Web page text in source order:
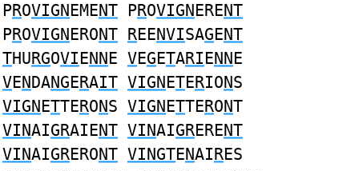
PROVIGNEMENT PROVIGNERENT
PROVIGNERONT REENVISAGENT
THURGOVIENNE VEGETARIENNE
VENDANGERAIT VIGNETERIONS
VIGNETTERONS VIGNETTERONT
VINAIGRAIENT VINAIGRERENT
VINAIGRERONT VINGTENAIRES